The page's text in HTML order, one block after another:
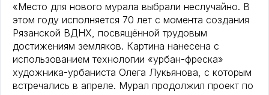
«Место для нового мурала выбрали неслучайно. В
этом году исполняется 70 лет с момента создания
Рязанской ВДНХ, посвящённой трудовым
достижениям земляков. Картина нанесена с
использованием технологии «урбан-фреска»
художника-урбаниста Олега Лукьянова, с которым
встречались в апреле. Мурал продолжил проект по